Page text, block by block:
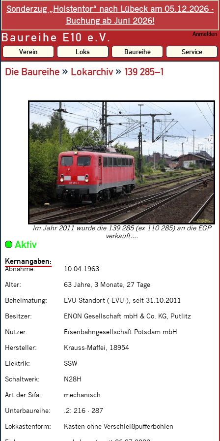
Sonderzug „Holstentor“ nach Lübeck am 05.12.2026 -
Buchung ab Juni 2026!
Baureihe E10 e.V. Anmelden
Verein Loks Baureihe Service
Die Baureihe » Lokarchiv» 139 285–1
Im Jahr 2011 wurde die 139 285 (ex 110 285) an die EGP
verkauft....
Aktiv
Kernangaben:
Abnahme: 10.04.1963
Alter: 63 Jahre, 3 Monate, 27 Tage
Beheimatung: EVU-Standort (-EVU-), seit 31.10.2011
Besitzer: ENON Gesellschaft mbH & Co. KG, Putlitz
Nutzer: Eisenbahngesellschaft Potsdam mbH
Hersteller: Krauss-Maffei, 18954
Elektrik: SSW
Schaltwerk: N28H
Art der Sifa: mechanisch
Unterbaureihe: .2: 216 - 287
Lokkastenform: Kasten ohne Verschleißpufferbohlen